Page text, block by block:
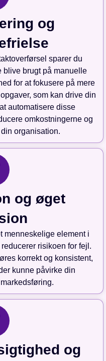
og
sparer du
brugt på manuelle
for at fokusere på mere
som kan drive din
automatisere disse
omkostningerne og
organisation.
og øget
menneskelige element i
risikoen for fejl.
korrekt og konsistent,
kunne påvirke din
og